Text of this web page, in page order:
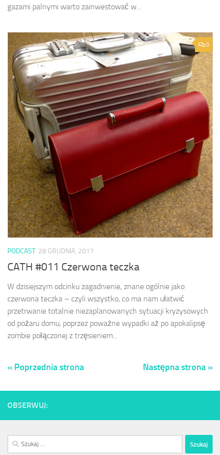
gazami palnymi warto zainwestować w...
0
PODCAST 28 GRUDNIA, 2017
CATH #011 Czerwona teczka
W dzisiejszym odcinku zagadnienie, znane ogólnie jako
czerwona teczka – czyli wszystko, co ma nam ułatwić
przetrwanie totalnie niezaplanowanych sytuacji kryzysowych
od pożaru domu, poprzez poważne wypadki aż po apokalipsę
zombie połączonej z trzęsieniem...
« Poprzednia strona Następna strona »
OBSERWUJ:
Szukaj: